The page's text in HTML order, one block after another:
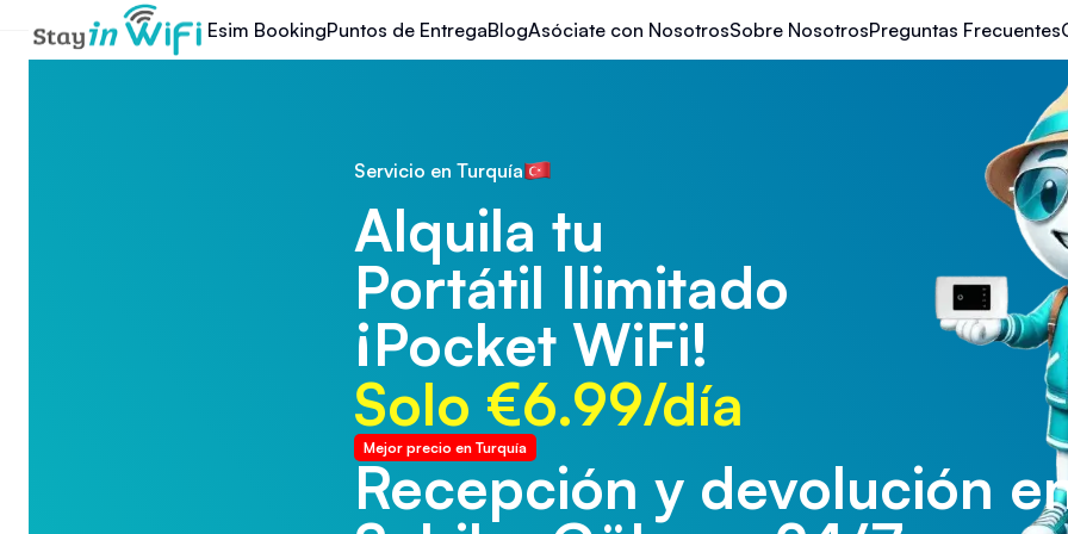
Esim BookingPuntos de EntregaBlogAsóciate con NosotrosSobre NosotrosPreguntas Frecuentes
Servicio en Turquía
Alquila tu
Portátil Ilimitado
¡Pocket WiFi!
Solo €6.99/día
Mejor precio en Turquía
Recepción y devolución
Recepción y devolución